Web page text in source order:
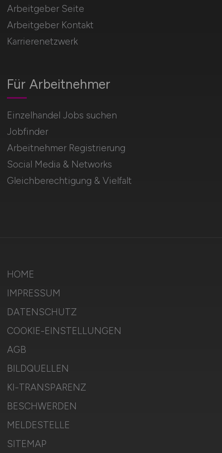
Für Arbeitnehmer
Einzelhandel Jobs suchen
Jobfinder
Arbeitnehmer Registrierung
Social Media & Networks
Gleichberechtigung & Vielfalt
Arbeitgeber Seite
Arbeitgeber Kontakt
Karrierenetzwerk
HOME
IMPRESSUM
DATENSCHUTZ
COOKIE-EINSTELLUNGEN
AGB
BILDQUELLEN
KI-TRANSPARENZ
BESCHWERDEN
MELDESTELLE
SITEMAP